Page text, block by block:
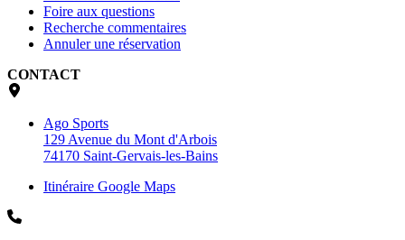
Foire aux questions
Recherche commentaires
Annuler une réservation
CONTACT
Ago Sports
129 Avenue du Mont d'Arbois
74170 Saint-Gervais-les-Bains
Itinéraire Google Maps